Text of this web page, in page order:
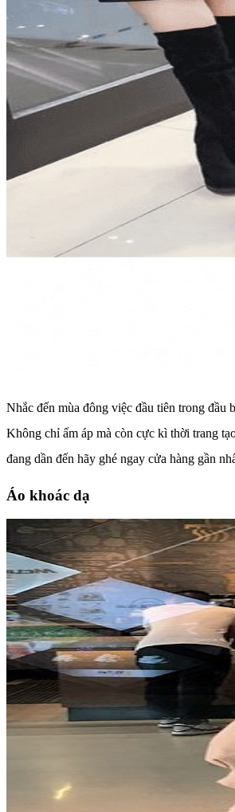
Nhắc đến mùa đông việc đầu tiên trong
Không chỉ ấm áp mà còn cực kì thời trang
đang dần đến hãy ghé ngay cửa hàng gần
Áo khoác dạ